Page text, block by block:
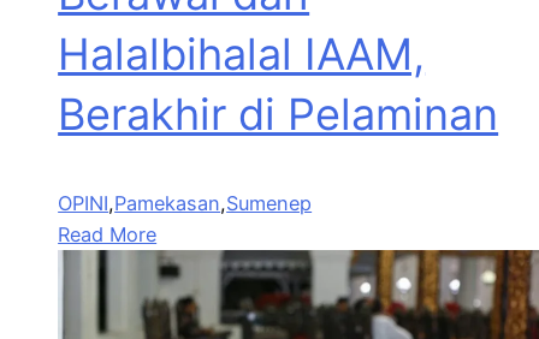
Halalbihalal IAAM,
Berakhir di Pelaminan
OPINI,Pamekasan,Sumenep
Read More